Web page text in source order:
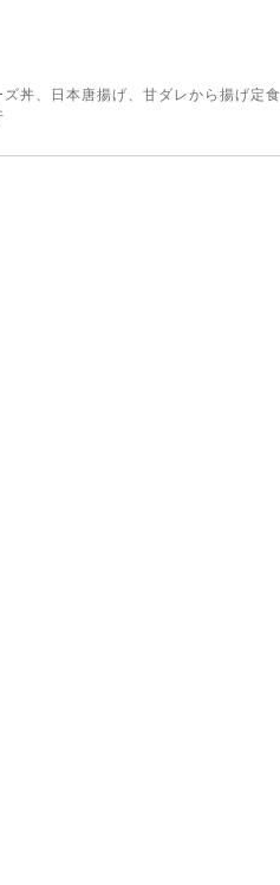
丼、日本唐揚げ、甘ダレから揚げ定食